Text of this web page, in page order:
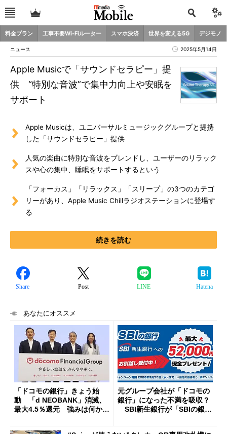
料金プラン 工事不要Wi-Fiルーター スマホ決済 世界を変える5G デジモノ
ニュース 2025年5月14日
Apple Musicで「サウンドセラピー」提
供 “特別な音波”で集中力向上や安眠を
サポート
Apple Musicは、ユニバーサルミュージックグループと提携
した「サウンドセラピー」提供
人気の楽曲に特別な音波をブレンドし、ユーザーのリラック
スや心の集中、睡眠をサポートするという
「フォーカス」「リラックス」「スリープ」の3つのカテゴ
リーがあり、Apple Music Chillラジオステーションに登場す
る
続きを読む
Share Post LINE Hatena
あなたにオススメ
「ドコモの銀行」きょう始
動 「d NEOBANK」消滅、
最大4.5％還元 強みは何か解
元グループ会社が「ドコモの
銀行」になった不満を吸収？
SBI新生銀行が「SBIの銀